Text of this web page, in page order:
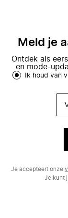
Meld je
Ontdek als
en mode-
Ik houd van
Je accepteert onze
Je kunt